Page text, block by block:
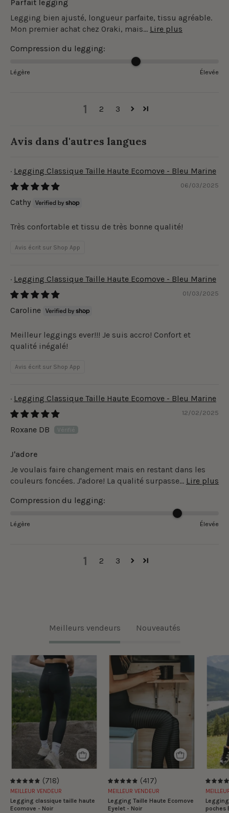
Parfait legging
Legging bien ajusté, longueur parfaite, tissu agréable.
Mon premier achat chez Oraki, mais... Lire plus
Compression du legging:
Légère Élevée
1 2 3
Avis dans d'autres langues
Legging Classique Taille Haute Ecomove - Bleu Marine
06/03/2025
Cathy
Très confortable et tissu de très bonne qualité!
Avis écrit sur Shop App
Legging Classique Taille Haute Ecomove - Bleu Marine
01/03/2025
Caroline
Meilleur leggings ever!!! Je suis accro! Confort et
qualité inégalé!
Avis écrit sur Shop App
Legging Classique Taille Haute Ecomove - Bleu Marine
12/02/2025
Roxane DB
J'adore
Je voulais faire changement mais en restant dans les
couleurs foncées. J'adore! La qualité surpasse... Lire plus
Compression du legging:
Légère Élevée
1 2 3
Meilleurs vendeurs Nouveautés
Legging
classique
Ecomove
-
Noir
(718)
MEILLEUR VENDEUR
Legging classique taille haute
Ecomove - Noir
Legging
Taille
Haute
Ecomove
Eyelet
Noir
(417)
MEILLEUR VENDEUR
Legging Taille Haute Ecomove
Eyelet - Noir
poches